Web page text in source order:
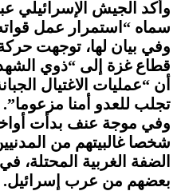
وأكد الجيش الإسرائيلي
سماه “استمرار عمل
وفي بيان لها، توجهت
قطاع غزة إلى “ذوي
أن “عمليات الاغتيال
تجلب للعدو أمنا مزعوما”.
شخصا غالبيتهم من
الضفة الغربية
بعضهم من عرب إسرائيل.